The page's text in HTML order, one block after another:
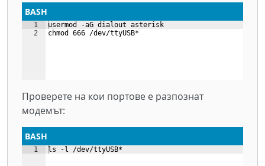
BASH
1
2
usermod -aG dialout asterisk
chmod 666 /dev/ttyUSB*
Проверете на кои портове е разпознат
модемът:
BASH
1 ls -l /dev/ttyUSB*